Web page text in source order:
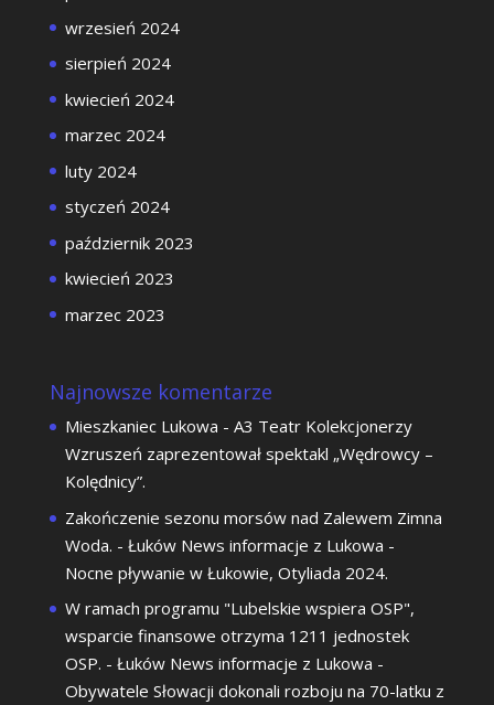
wrzesień 2024
sierpień 2024
kwiecień 2024
marzec 2024
luty 2024
styczeń 2024
październik 2023
kwiecień 2023
marzec 2023
Najnowsze komentarze
Mieszkaniec Lukowa - A3 Teatr Kolekcjonerzy
Wzruszeń zaprezentował spektakl „Wędrowcy –
Kolędnicy”.
Zakończenie sezonu morsów nad Zalewem Zimna
Woda. - Łuków News informacje z Lukowa -
Nocne pływanie w Łukowie, Otyliada 2024.
W ramach programu "Lubelskie wspiera OSP",
wsparcie finansowe otrzyma 1211 jednostek
OSP. - Łuków News informacje z Lukowa -
Obywatele Słowacji dokonali rozboju na 70-latku z